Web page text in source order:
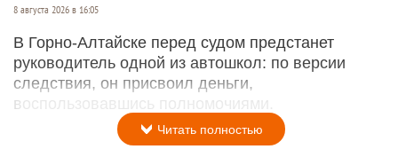
8 августа 2026 в 16:05
В Горно-Алтайске перед судом предстанет
руководитель одной из автошкол: по версии
следствия, он присвоил деньги,
воспользовавшись полномочиями.
Читать полностью